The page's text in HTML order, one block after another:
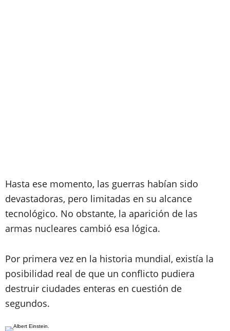
Hasta ese momento, las guerras habían sido
devastadoras, pero limitadas en su alcance
tecnológico. No obstante, la aparición de las
armas nucleares cambió esa lógica.
Por primera vez en la historia mundial, existía la
posibilidad real de que un conflicto pudiera
destruir ciudades enteras en cuestión de
segundos.